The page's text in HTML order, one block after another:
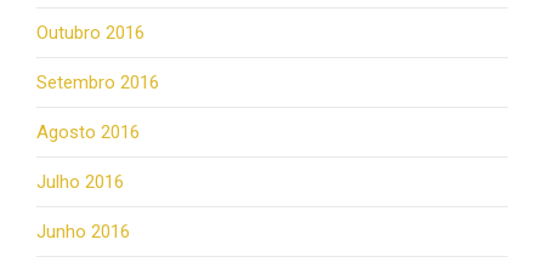
Outubro 2016
Setembro 2016
Agosto 2016
Julho 2016
Junho 2016